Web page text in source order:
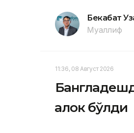
Бекабат
Муаллиф
11:36, 08 Август 2026
ҳалок бўлди